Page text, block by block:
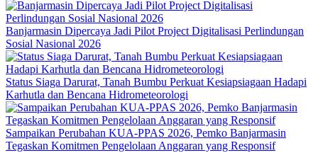
Banjarmasin Dipercaya Jadi Pilot Project Digitalisasi Perlindungan
Sosial Nasional 2026
Status Siaga Darurat, Tanah Bumbu Perkuat Kesiapsiagaan Hadapi
Karhutla dan Bencana Hidrometeorologi
Sampaikan Perubahan KUA-PPAS 2026, Pemko Banjarmasin
Tegaskan Komitmen Pengelolaan Anggaran yang Responsif